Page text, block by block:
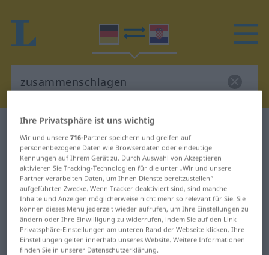
Deutsch-Kroatisch Wörterbuch
zusammenschlagen
Deutsch-Kroatisch Übersetzung für
"zusammenschlagen"
"zusammenschlagen" Kroatisch
Übersetzung
Ihre Privatsphäre ist uns wichtig
Wir und unsere716-Partner speichern und greifen auf
personenbezogene Daten wie Browserdaten oder eindeutige
Kennungen auf Ihrem Gerät zu. Durch Auswahl von Akzeptieren
aktivieren Sie Tracking-Technologien für die unter „Wir und unsere
Partner verarbeiten Daten, um Ihnen Dienste bereitzustellen“
aufgeführten Zwecke. Wenn Tracker deaktiviert sind, sind manche
Inhalte und Anzeigen möglicherweise nicht mehr so relevant für Sie. Sie
können dieses Menü jederzeit wieder aufrufen, um Ihre Einstellungen zu
ändern oder Ihre Einwilligung zu widerrufen, indem Sie auf den Link
Privatsphäre-Einstellungen am unteren Rand der Webseite klicken. Ihre
Einstellungen gelten innerhalb unseres Website. Weitere Informationen
finden Sie in unserer Datenschutzerklärung.